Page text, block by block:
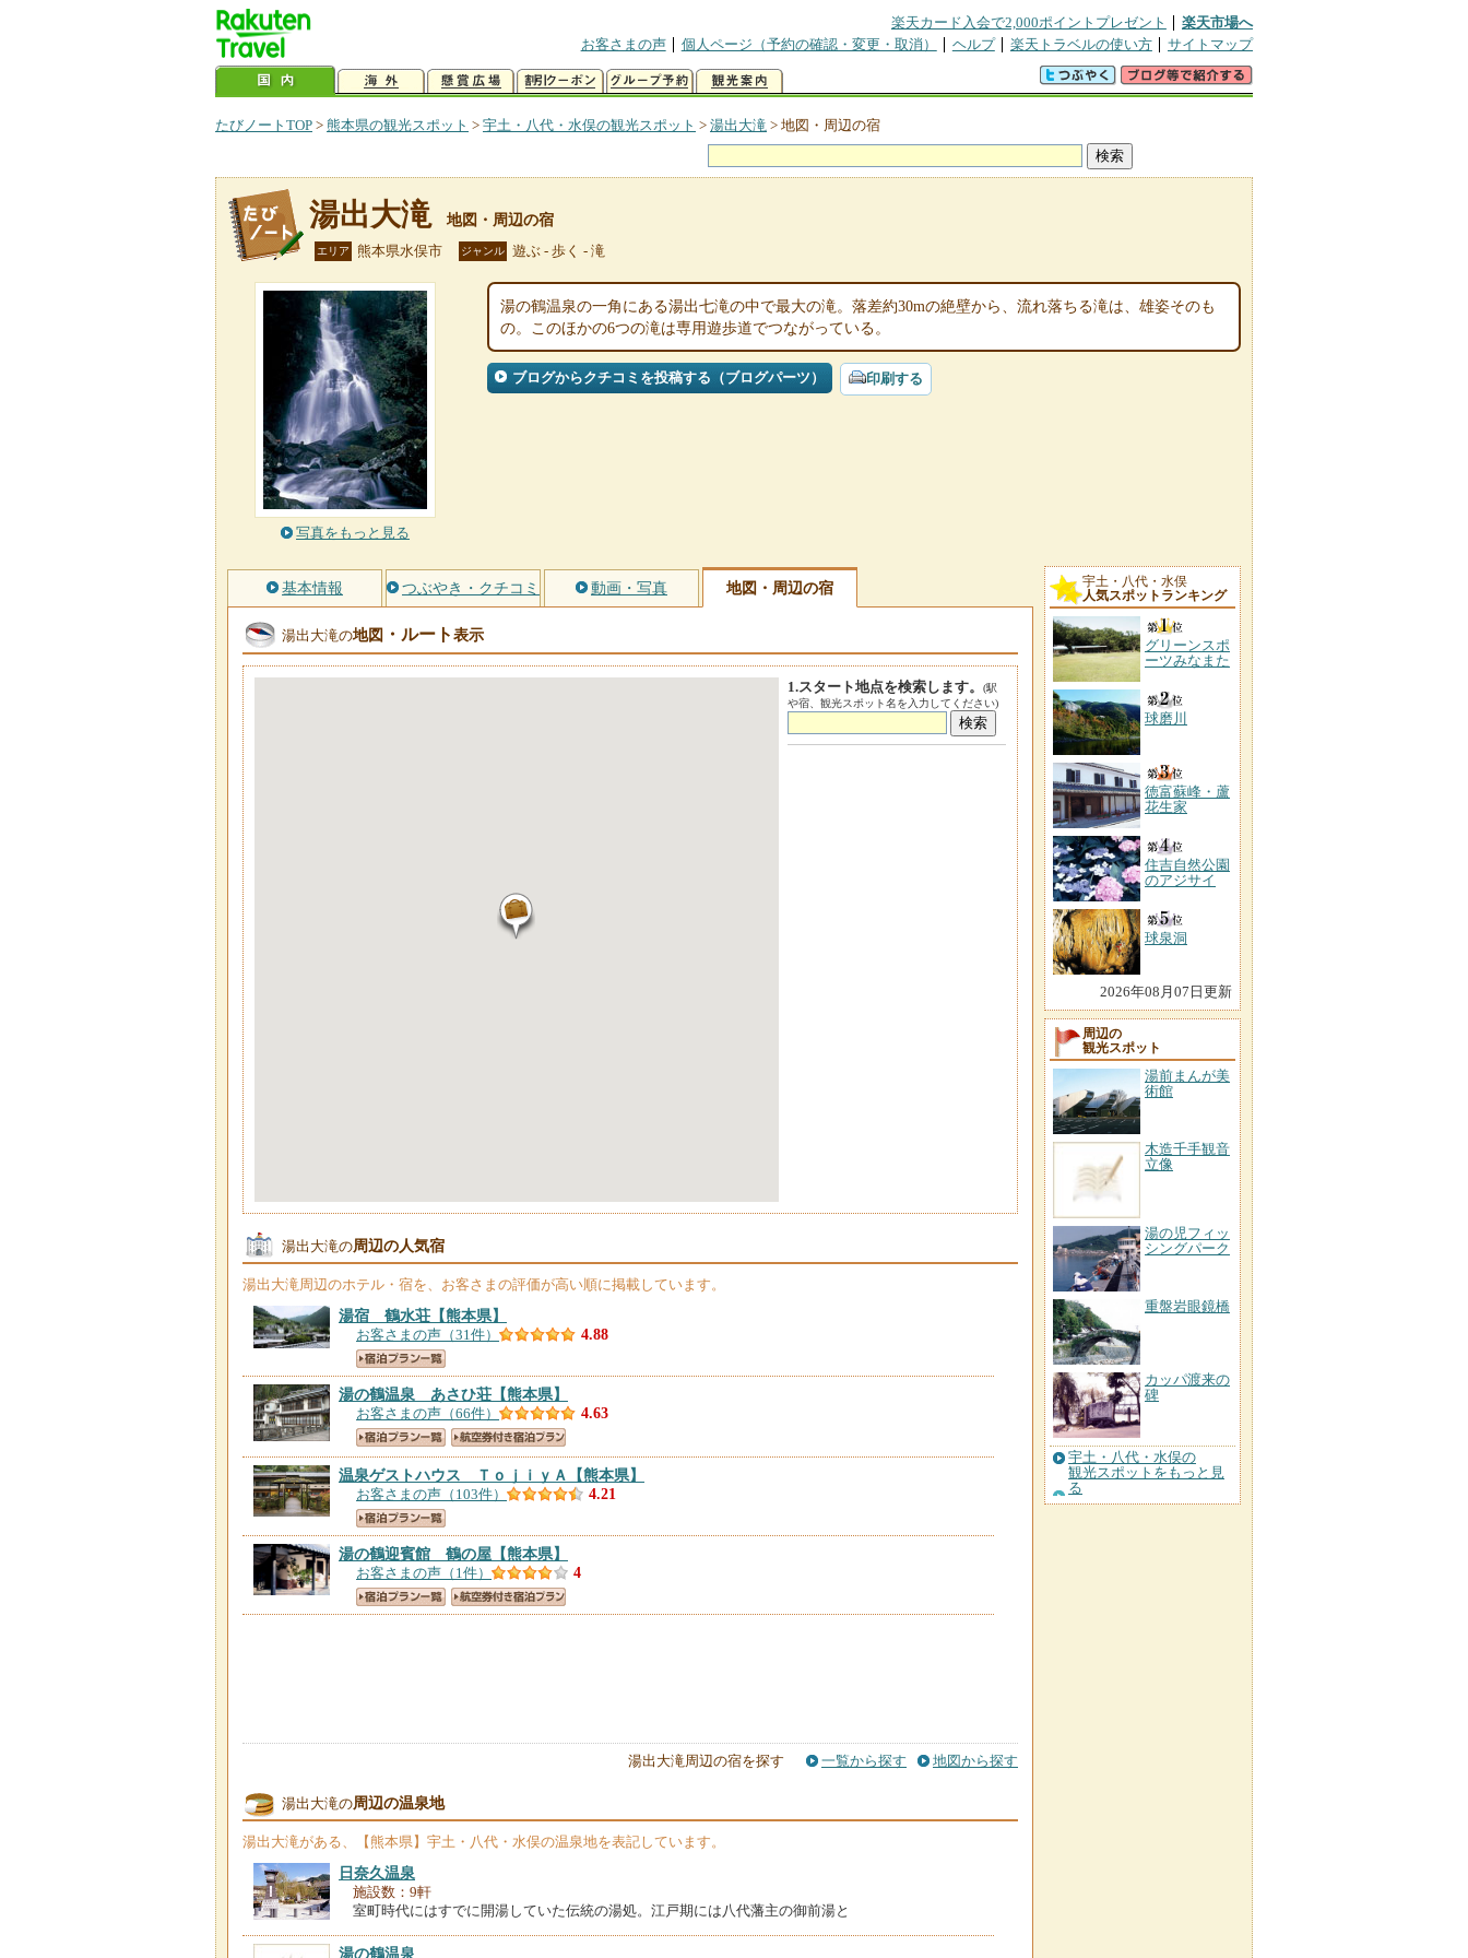
楽天カード入会で2,000ポイントプレゼント
楽天市場へ
お客さまの声
個人ページ（予約の確認・変更・取消） ヘルプ 楽天トラベルの使い方 サイトマップ
たびノートTOP > 熊本県の観光スポット > 宇土・八代・水俣の観光スポット > 湯出大滝 > 地図・周辺の宿
湯出大滝 地図・周辺の宿
エリア 熊本県水俣市 ジャンル 遊ぶ - 歩く - 滝
写真をもっと見る
湯の鶴温泉の一角にある湯出七滝の中で最大の滝。落差約30mの絶壁から、流れ落ちる滝は、雄姿そのも
の。このほかの6つの滝は専用遊歩道でつながっている。
ブログからクチコミを投稿する（ブログパーツ） 印刷する
基本情報 つぶやき・クチコミ 動画・写真 地図・周辺の宿
湯出大滝の地図 ・ルート表示
1.スタート地点を検索します。
(駅
や宿、観光スポット名を入力してください)
湯出大滝の周辺の人気宿
湯出大滝周辺のホテル・宿を、お客さまの評価が高い順に掲載しています。
湯宿 鶴水荘 【熊本県】
お客さまの声（31件） 4.88
湯の鶴温泉 あさひ荘 【熊本県】
お客さまの声（66件） 4.63
温泉ゲストハウス ＴｏｊｉｙＡ 【熊本県】
お客さまの声（103件） 4.21
湯の鶴迎賓館 鶴の屋 【熊本県】
お客さまの声（1件） 4
湯出大滝周辺の宿を探す 一覧から探す 地図から探す
湯出大滝の周辺の温泉地
湯出大滝がある、【熊本県】宇土・八代・水俣の温泉地を表記しています。
日奈久温泉
施設数：9軒
室町時代にはすでに開湯していた伝統の湯処。江戸期には八代藩主の御前湯と
湯の鶴温泉
宇土・八代・水俣
人気スポットランキング
グリーンスポ
ーツみなまた
球磨川
徳富蘇峰・蘆
花生家
住吉自然公園
のアジサイ
球泉洞
2026年08月07日更新
周辺の
観光スポット
湯前まんが美
術館
木造千手観音
立像
湯の児フィッ
シングパーク
重盤岩眼鏡橋
カッパ渡来の
碑
宇土・八代・水俣の
観光スポットをもっと見
る